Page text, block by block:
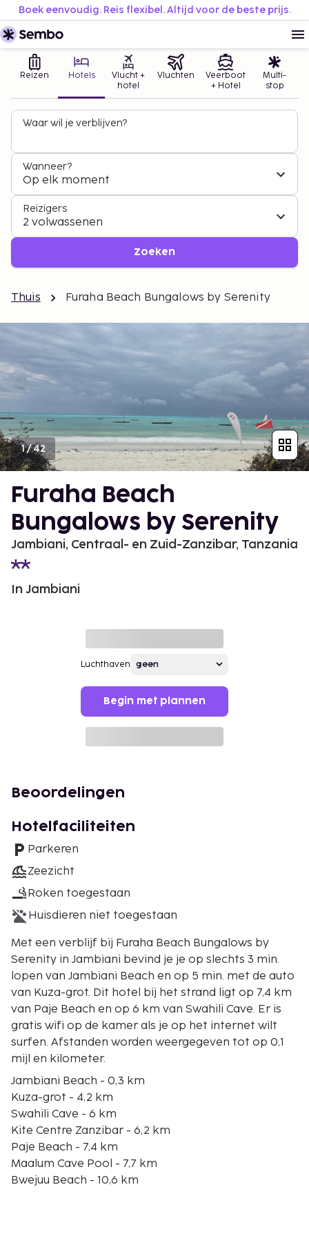
Boek eenvoudig. Reis flexibel. Altijd voor de beste prijs.
Reizen Hotels
Vlucht +
hotel
Vluchten
Veerboot
+ Hotel
Multi-
stop
Waar wil je verblijven?
Wanneer?
Op elk moment
Reizigers
2 volwassenen
Zoeken
Thuis Furaha Beach Bungalows by Serenity
1/42
Furaha Beach
Bungalows by Serenity
Jambiani, Centraal- en Zuid-Zanzibar, Tanzania
In Jambiani
Luchthaven
Begin met plannen
Beoordelingen
Hotelfaciliteiten
Parkeren
Zeezicht
Roken toegestaan
Huisdieren niet toegestaan
Met een verblijf bij Furaha Beach Bungalows by
Serenity in Jambiani bevind je je op slechts 3 min.
lopen van Jambiani Beach en op 5 min. met de auto
van Kuza-grot. Dit hotel bij het strand ligt op 7,4 km
van Paje Beach en op 6 km van Swahili Cave. Er is
gratis wifi op de kamer als je op het internet wilt
surfen. Afstanden worden weergegeven tot op 0,1
mijl en kilometer.
Jambiani Beach - 0,3 km
Kuza-grot - 4,2 km
Swahili Cave - 6 km
Kite Centre Zanzibar - 6,2 km
Paje Beach - 7,4 km
Maalum Cave Pool - 7,7 km
Bwejuu Beach - 10,6 km